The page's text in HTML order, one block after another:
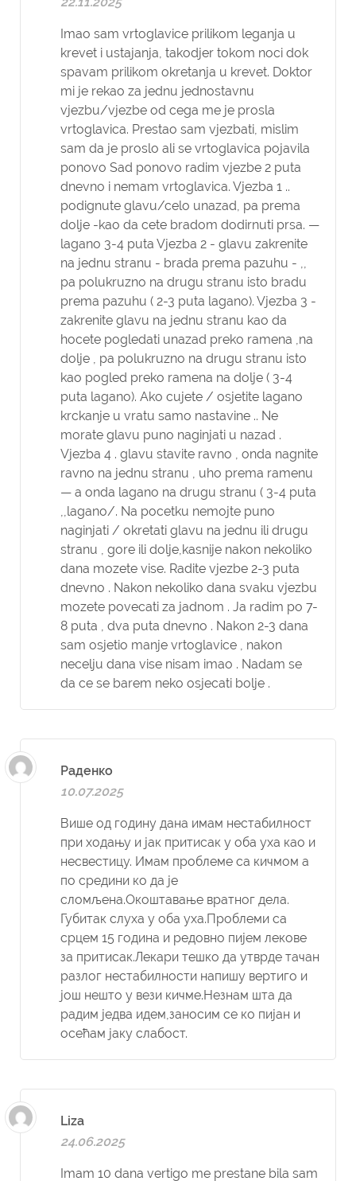
Imao sam vrtoglavice prilikom leganja u
krevet i ustajanja, takodjer tokom noci dok
spavam prilikom okretanja u krevet. Doktor
mi je rekao za jednu jednostavnu
vjezbu/vjezbe od cega me je prosla
vrtoglavica. Prestao sam vjezbati, mislim
sam da je proslo ali se vrtoglavica pojavila
ponovo Sad ponovo radim vjezbe 2 puta
dnevno i nemam vrtoglavica. Vjezba 1 ..
podignute glavu/celo unazad, pa prema
dolje -kao da cete bradom dodirnuti prsa. —
lagano 3-4 puta Vjezba 2 - glavu zakrenite
na jednu stranu - brada prema pazuhu - ,,
pa polukruzno na drugu stranu isto bradu
prema pazuhu ( 2-3 puta lagano). Vjezba 3 -
zakrenite glavu na jednu stranu kao da
hocete pogledati unazad preko ramena ,na
dolje , pa polukruzno na drugu stranu isto
kao pogled preko ramena na dolje ( 3-4
puta lagano). Ako cujete / osjetite lagano
krckanje u vratu samo nastavine .. Ne
morate glavu puno naginjati u nazad .
Vjezba 4 . glavu stavite ravno , onda nagnite
ravno na jednu stranu , uho prema ramenu
— a onda lagano na drugu stranu ( 3-4 puta
,,lagano/. Na pocetku nemojte puno
naginjati / okretati glavu na jednu ili drugu
stranu , gore ili dolje,kasnije nakon nekoliko
dana mozete vise. Radite vjezbe 2-3 puta
dnevno . Nakon nekoliko dana svaku vjezbu
mozete povecati za jadnom . Ja radim po 7-
8 puta , dva puta dnevno . Nakon 2-3 dana
sam osjetio manje vrtoglavice , nakon
necelju dana vise nisam imao . Nadam se
da ce se barem neko osjecati bolje .
Раденко
10.07.2025
Више од годину дана имам нестабилност
при ходању и јак притисак у оба уха као и
несвестицу. Имам проблеме са кичмом а
по средини ко да је
сломљена.Окоштавање вратног дела.
Губитак слуха у оба уха.Проблеми са
срцем 15 година и редовно пијем лекове
за притисак.Лекари тешко да утврде тачан
разлог нестабилности напишу вертиго и
још нешто у вези кичме.Незнам шта да
радим једва идем,заносим се ко пијан и
осећам јаку слабост.
Liza
24.06.2025
Imam 10 dana vertigo me prestane bila sam